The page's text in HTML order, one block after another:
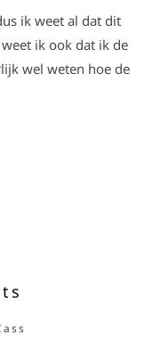
ik weet al dat dit
ik ook dat ik de
wel weten hoe de